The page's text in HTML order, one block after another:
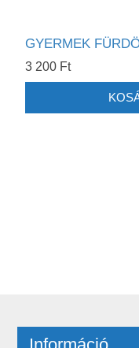
GYERMEK
3 200 Ft